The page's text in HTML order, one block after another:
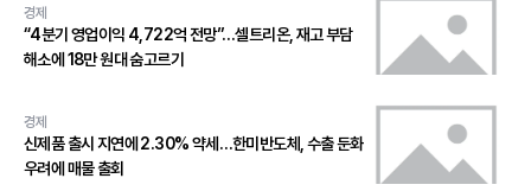
경제
“4분기 영업이익 4,722억 전망”…셀트리온, 재고 부담
해소에 18만 원대 숨고르기
경제
신제품 출시 지연에 2.30% 약세…한미반도체, 수출 둔화
우려에 매물 출회